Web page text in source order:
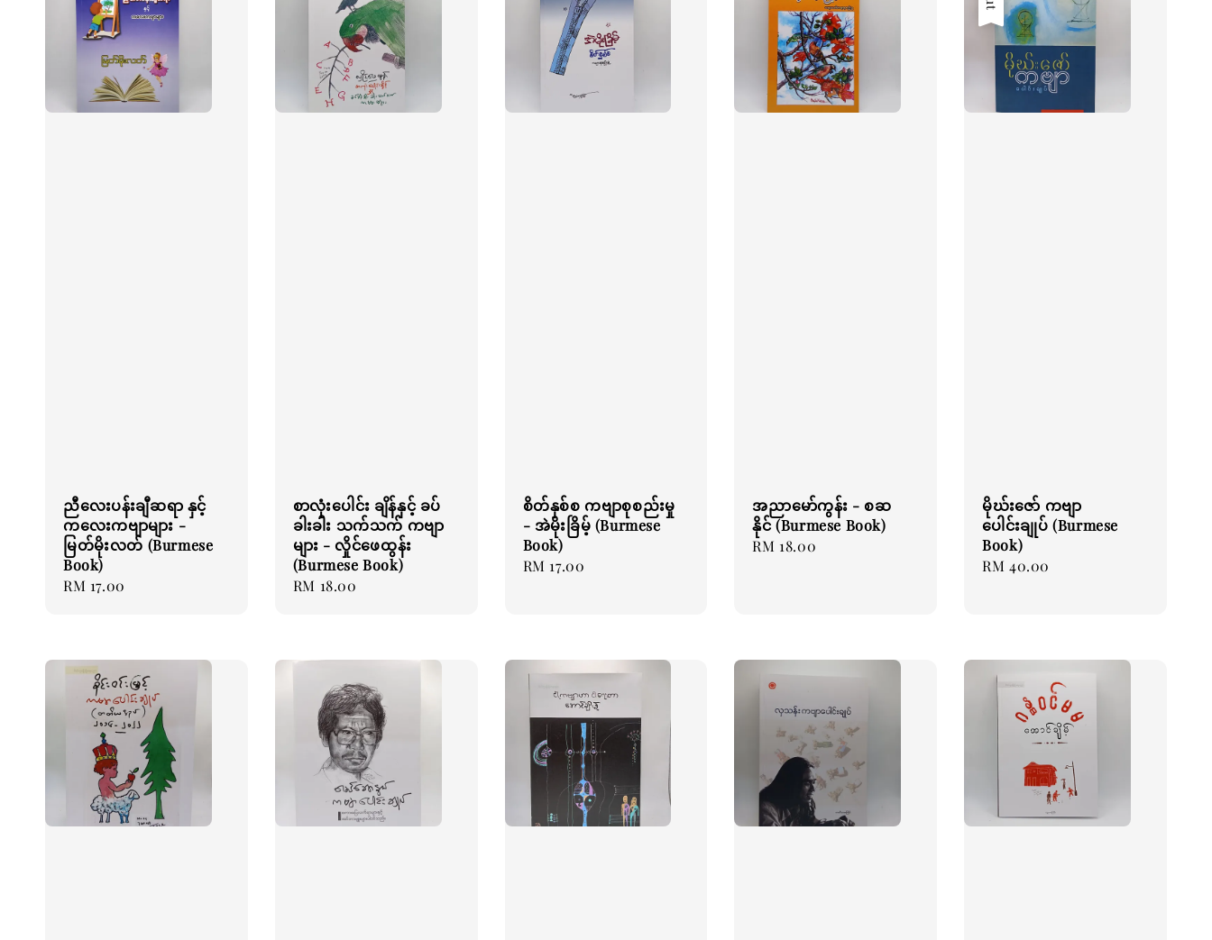
ညီလေးပန်းချီဆရာ နှင့်
ကလေးကဗျာများ -
မြတ်မိုးလတ် (Burmese
Book)
Regular
RM 17.00
စာလုံးပေါင်း ချိန်နှင့် ခပ်
ခါးခါး သက်သက် ကဗျာ
များ - လှိုင်ဖေထွန်း
(Burmese Book)
Regular
RM 18.00
စိတ်နှစ်စ ကဗျာစုစည်းမှု
- အဲမိုးခြိမ့် (Burmese
Book)
Regular
RM 17.00
အညာမော်ကွန်း - စဆ
နိုင် (Burmese Book)
Regular
RM 18.00
မိုဃ်းဇော် ကဗျာ
ပေါင်းချုပ် (Burmese
Book)
Regular
RM 40.00